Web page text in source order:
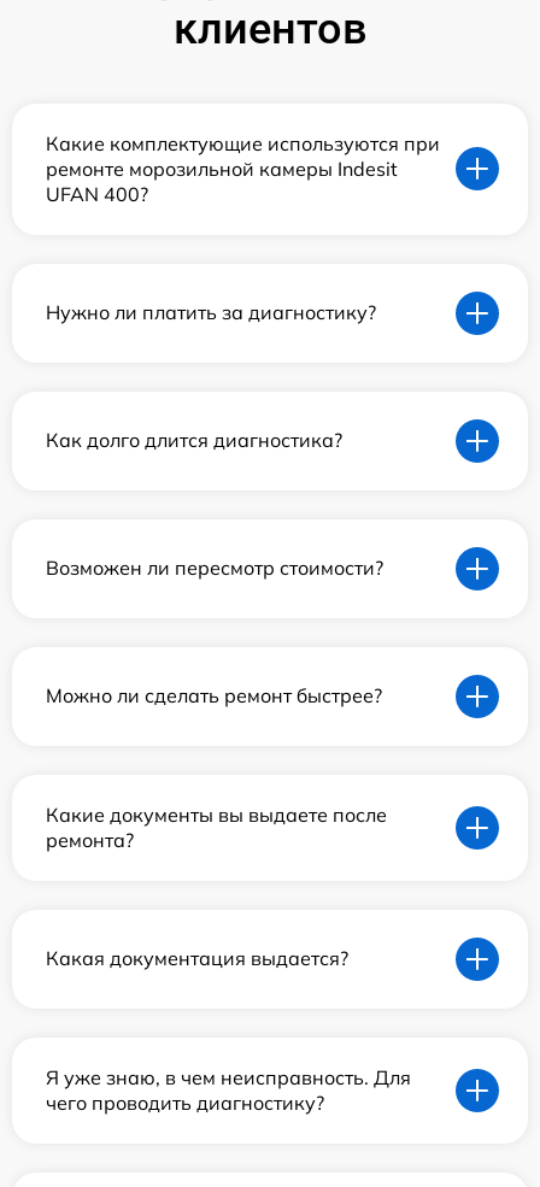
клиентов
Какие комплектующие используются при
ремонте морозильной камеры Indesit
UFAN 400?
Нужно ли платить за диагностику?
Как долго длится диагностика?
Возможен ли пересмотр стоимости?
Можно ли сделать ремонт быстрее?
Какие документы вы выдаете после
ремонта?
Какая документация выдается?
Я уже знаю, в чем неисправность. Для
чего проводить диагностику?